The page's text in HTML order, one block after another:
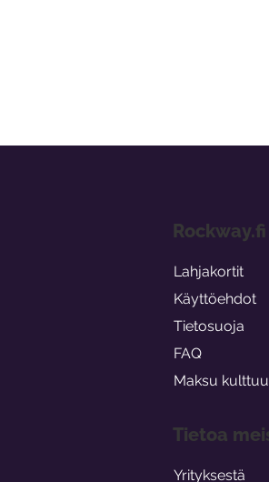
Rockway.fi
Lahjakortit
Käyttöehdot
Tietosuoja
FAQ
Maksu
Tietoa
Yrityksestä